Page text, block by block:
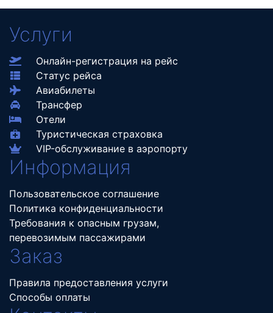
Услуги
Онлайн-регистрация на рейс
Статус рейса
Авиабилеты
Трансфер
Отели
Туристическая страховка
VIP-обслуживание в аэропорту
Информация
Пользовательское соглашение
Политика конфиденциальности
Требования к опасным грузам,
перевозимым пассажирами
Заказ
Правила предоставления услуги
Способы оплаты